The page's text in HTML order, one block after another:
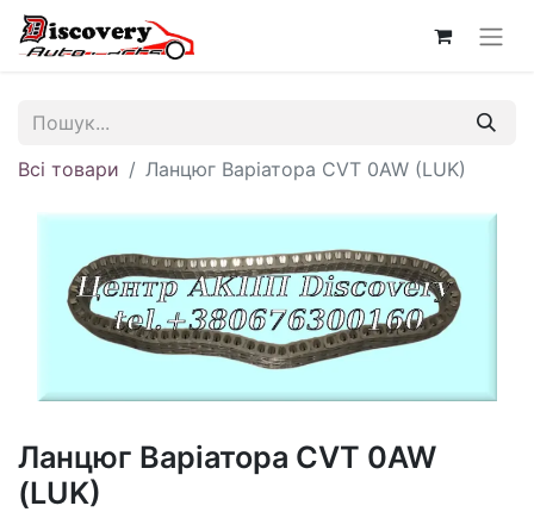
Всі товари Ланцюг Варіатора CVT 0AW (LUK)
Ланцюг Варіатора CVT 0AW
(LUK)